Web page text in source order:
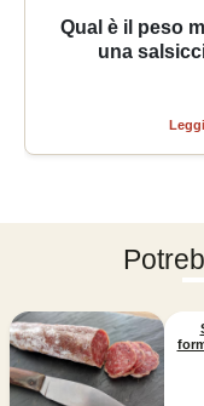
Qual è il peso
una